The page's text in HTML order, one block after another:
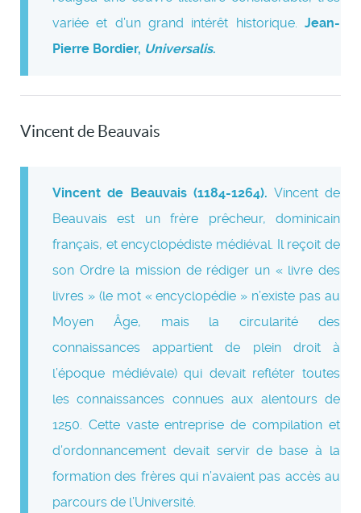
variée et d’un grand intérêt historique. Jean-
Pierre Bordier, Universalis.
Vincent de Beauvais
Vincent de Beauvais (1184-1264). Vincent de
Beauvais est un frère prêcheur, dominicain
français, et encyclopédiste médiéval. Il reçoit de
son Ordre la mission de rédiger un « livre des
livres » (le mot « encyclopédie » n’existe pas au
Moyen Âge, mais la circularité des
connaissances appartient de plein droit à
l’époque médiévale) qui devait refléter toutes
les connaissances connues aux alentours de
1250. Cette vaste entreprise de compilation et
d’ordonnancement devait servir de base à la
formation des frères qui n’avaient pas accès au
parcours de l’Université.